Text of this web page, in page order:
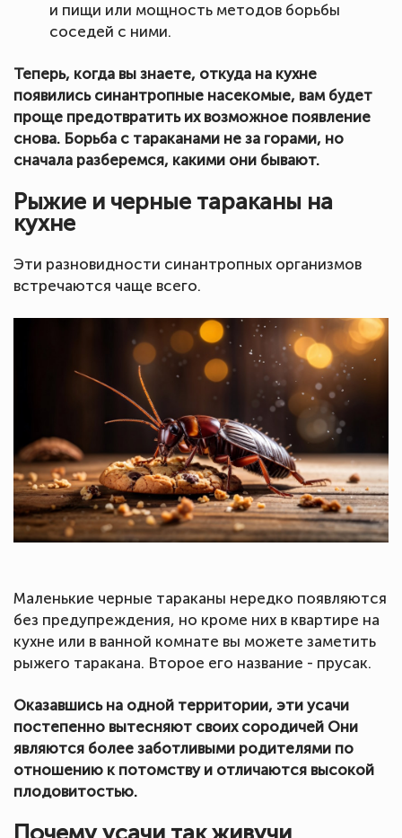
и пищи или мощность методов борьбы
соседей с ними.
Теперь, когда вы знаете, откуда на кухне
появились синантропные насекомые, вам будет
проще предотвратить их возможное появление
снова. Борьба с тараканами не за горами, но
сначала разберемся, какими они бывают.
Рыжие и черные тараканы на
кухне
Эти разновидности синантропных организмов
встречаются чаще всего.
Маленькие черные тараканы нередко появляются
без предупреждения, но кроме них в квартире на
кухне или в ванной комнате вы можете заметить
рыжего таракана. Второе его название - прусак.
Оказавшись на одной территории, эти усачи
постепенно вытесняют своих сородичей Они
являются более заботливыми родителями по
отношению к потомству и отличаются высокой
плодовитостью.